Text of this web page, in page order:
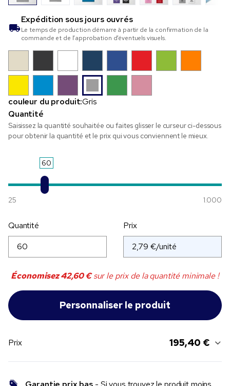
Expédition sousjours ouvrés
Le temps de production démarre à partir de la confirmation de la
commande et de l’approbation d’éventuels visuels.
couleur du produit:Gris
Quantité
Saisissez la quantité souhaitée ou faites glisser le curseur ci-dessous
pour obtenir la quantité et le prix qui vous conviennent le mieux.
60
25 1.000
Quantité Prix
Économisez42,60 €sur le prix de la quantité minimale !
Prix 195,40 €